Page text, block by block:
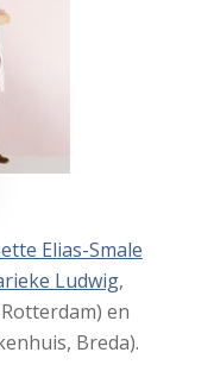
Elias-Smale
Ludwig,
en
Breda).